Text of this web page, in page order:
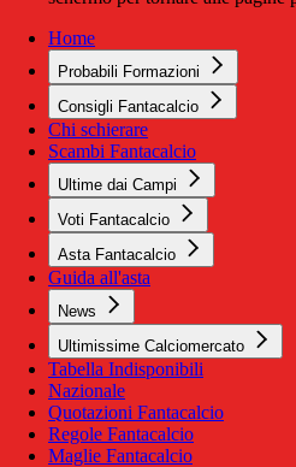
Home
Probabili Formazioni
Consigli Fantacalcio
Chi schierare
Scambi Fantacalcio
Ultime dai Campi
Voti Fantacalcio
Asta Fantacalcio
Guida all'asta
News
Ultimissime Calciomercato
Tabella Indisponibili
Nazionale
Quotazioni Fantacalcio
Regole Fantacalcio
Maglie Fantacalcio